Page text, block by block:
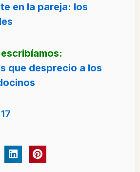
en la pareja: los
que desprecio a los
17